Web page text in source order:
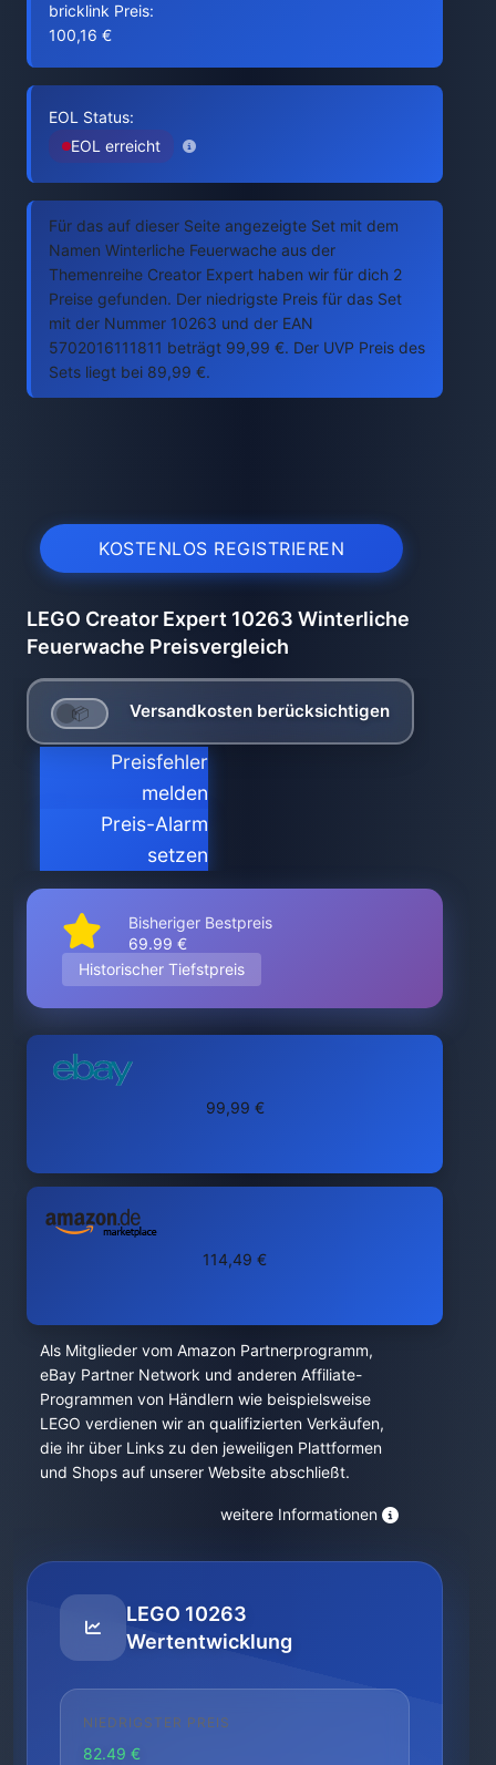
bricklink Preis:
100,16 €
EOL Status:
EOL erreicht
Für das auf dieser Seite angezeigte Set mit dem
Namen Winterliche Feuerwache aus der
Themenreihe Creator Expert haben wir für dich 2
Preise gefunden. Der niedrigste Preis für das Set
mit der Nummer 10263 und der EAN
5702016111811 beträgt 99,99 €. Der UVP Preis des
Sets liegt bei 89,99 €.
KOSTENLOS REGISTRIEREN
LEGO Creator Expert 10263 Winterliche
Feuerwache Preisvergleich
Versandkosten berücksichtigen
Preisfehler
melden
Preis-Alarm
setzen
Bisheriger Bestpreis
69.99 €
Historischer Tiefstpreis
99,99 €
114,49 €
Als Mitglieder vom Amazon Partnerprogramm,
eBay Partner Network und anderen Affiliate-
Programmen von Händlern wie beispielsweise
LEGO verdienen wir an qualifizierten Verkäufen,
die ihr über Links zu den jeweiligen Plattformen
und Shops auf unserer Website abschließt.
weitere Informationen
LEGO 10263
Wertentwicklung
NIEDRIGSTER PREIS
82.49 €